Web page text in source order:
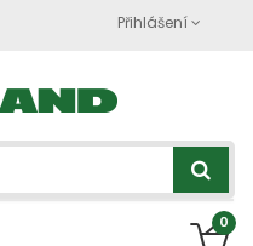
Přihlášení
0